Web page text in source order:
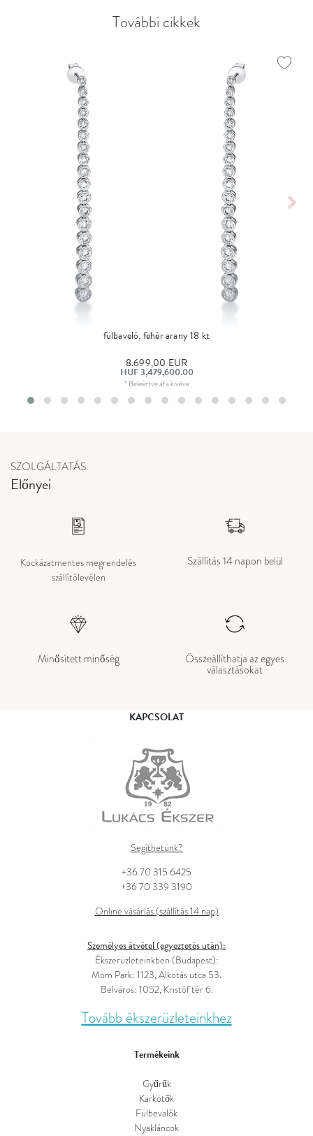
További cikkek
fülbaveló, fehér arany 18 kt
8.699,00 EUR
HUF 3,479,600.00
* Beleértve áfa kivéve
SZOLGÁLTATÁS
Előnyei
Kockázatmentes megrendelés
szállítólevélen
Szállítás 14 napon belül
Minősített minőség Összeállíthatja az egyes
választásokat
KAPCSOLAT
Segíthetünk?
+36 70 315 6425
+36 70 339 3190
Online vásárlás (szállítás 14 nap)
Személyes átvétel (egyeztetés után):
Ékszerüzleteinkben (Budapest):
Mom Park: 1123, Alkotás utca 53.
Belváros: 1052, Kristóf tér 6.
Tovább ékszerüzleteinkhez
Termékeink
Gyűrűk
Karkötők
Fülbevalók
Nyakláncok